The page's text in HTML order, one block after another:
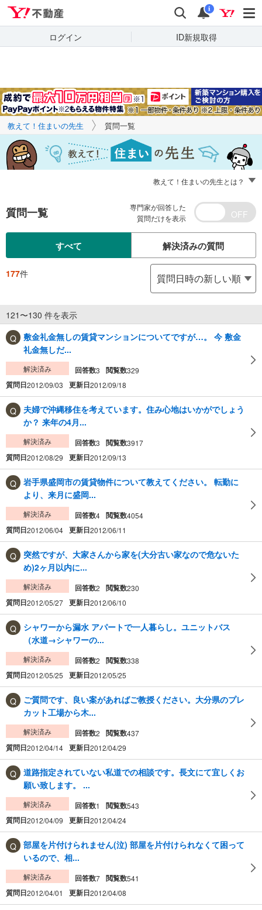
検索 通知
i
ログイン ID新規取得
キーワードで
質問を探す
教えて！住まいの先生 質問一覧
教えて！住まいの先生とは？
質問一覧
専門家が回答した
質問だけを表示
すべて 解決済みの質問
177件
121〜130 件を表示
敷金礼金無しの賃貸マンションについてですが…。 今 敷金
礼金無しだ...
解決済み 回答数3 閲覧数329
質問日2012/09/03 更新日2012/09/18
夫婦で沖縄移住を考えています。住み心地はいかがでしょう
か？ 来年の4月...
解決済み 回答数3 閲覧数3917
質問日2012/08/29 更新日2012/09/13
岩手県盛岡市の賃貸物件について教えてください。 転勤に
より、来月に盛岡...
解決済み 回答数4 閲覧数4054
質問日2012/06/04 更新日2012/06/11
突然ですが、大家さんから家を(大分古い家なので危ないた
め)2ヶ月以内に...
解決済み 回答数2 閲覧数230
質問日2012/05/27 更新日2012/06/10
シャワーから漏水 アパートで一人暮らし。ユニットバス
（水道→シャワーの...
解決済み 回答数2 閲覧数338
質問日2012/05/25 更新日2012/05/25
ご質問です、良い案があればご教授ください。大分県のプレ
カット工場から木...
解決済み 回答数2 閲覧数437
質問日2012/04/14 更新日2012/04/29
道路指定されていない私道での相談です。長文にて宜しくお
願い致します。 ...
解決済み 回答数1 閲覧数543
質問日2012/04/09 更新日2012/04/24
部屋を片付けられません(泣) 部屋を片付けられなくて困って
いるので、相...
解決済み 回答数7 閲覧数541
質問日2012/04/01 更新日2012/04/08